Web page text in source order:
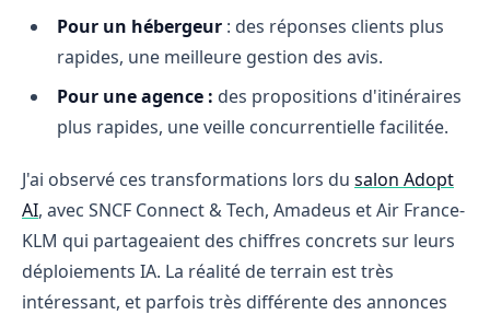
Pour un hébergeur : des réponses clients plus
rapides, une meilleure gestion des avis.
Pour une agence : des propositions d'itinéraires
plus rapides, une veille concurrentielle facilitée.
J'ai observé ces transformations lors du salon Adopt
AI, avec SNCF Connect & Tech, Amadeus et Air France-
KLM qui partageaient des chiffres concrets sur leurs
déploiements IA. La réalité de terrain est très
intéressant, et parfois très différente des annonces